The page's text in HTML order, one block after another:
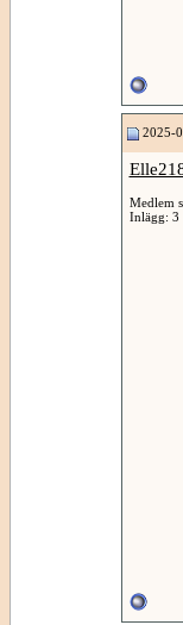
2025-
Medlem
Inlägg: 3